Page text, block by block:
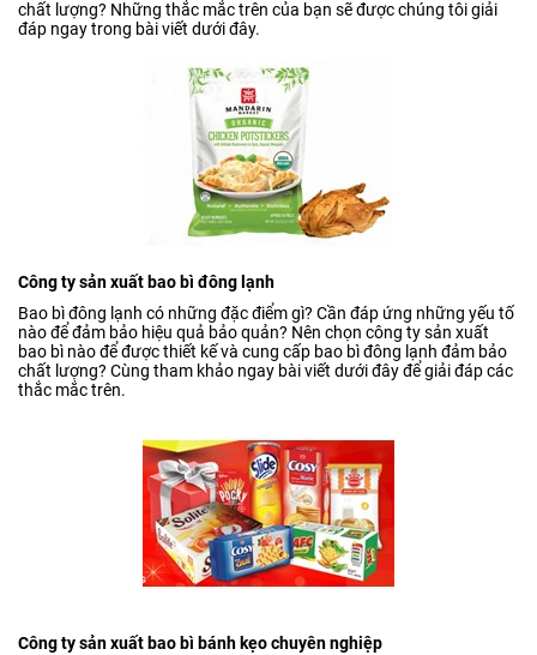
chất lượng? Những thắc mắc trên của bạn sẽ được chúng tôi giải
đáp ngay trong bài viết dưới đây.
Công ty sản xuất bao bì đông lạnh
Bao bì đông lạnh có những đặc điểm gì? Cần đáp ứng những yếu tố
nào để đảm bảo hiệu quả bảo quản? Nên chọn công ty sản xuất
bao bì nào để được thiết kế và cung cấp bao bì đông lạnh đảm bảo
chất lượng? Cùng tham khảo ngay bài viết dưới đây để giải đáp các
thắc mắc trên.
Công ty sản xuất bao bì bánh kẹo chuyên nghiệp